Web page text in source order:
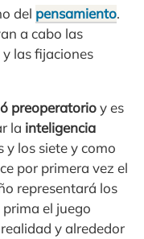
del pensamiento.
a cabo las
las fijaciones
preoperatorioy es
la inteligencia
y los siete y como
por primera vez el
representará los
el juego
y alrededor